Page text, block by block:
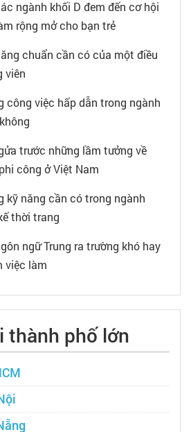
ngành khối D đem đến cơ hội
rộng mở cho bạn trẻ
chuẩn cần có của một điều
viên
công việc hấp dẫn trong ngành
trước những lầm tưởng về
công ở Việt Nam
kỹ năng cần có trong ngành
thời trang
ngữ Trung ra trường khó hay
việc làm
thành phố lớn